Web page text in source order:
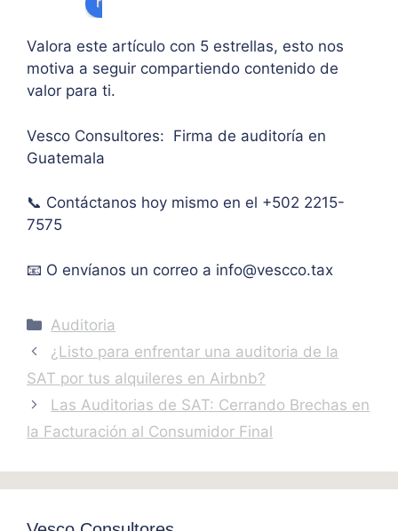
oría
pers
mont
o
de
has
Valora este artículo con 5 estrellas, esto nos
motiva a seguir compartiendo contenido de
valor para ti.
Vesco Consultores: Firma de auditoría en
Guatemala
📞 Contáctanos hoy mismo en el +502 2215-
7575
📧 O envíanos un correo a info@vescco.tax
Categories
Auditoria
¿Listo para enfrentar una auditoria de la
SAT por tus alquileres en Airbnb?
Las Auditorias de SAT: Cerrando Brechas en
la Facturación al Consumidor Final